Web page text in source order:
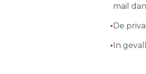
mail
•De
•In